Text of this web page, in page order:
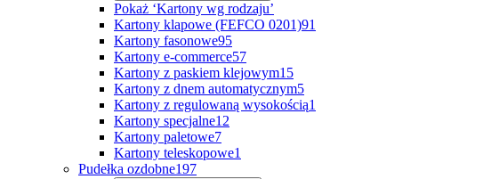
Pokaż ‘Kartony wg rodzaju’
Kartony klapowe (FEFCO 0201)91
Kartony fasonowe95
Kartony e-commerce57
Kartony z paskiem klejowym15
Kartony z dnem automatycznym5
Kartony z regulowaną wysokością1
Kartony specjalne12
Kartony paletowe7
Kartony teleskopowe1
Pudełka ozdobne197